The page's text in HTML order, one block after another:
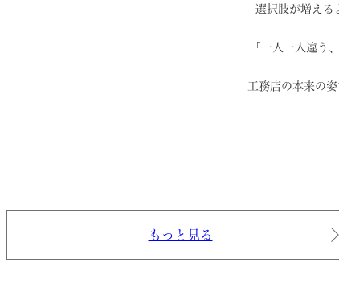
選択肢が増える
「一人一人違う
工務店の本来の姿
もっと見る